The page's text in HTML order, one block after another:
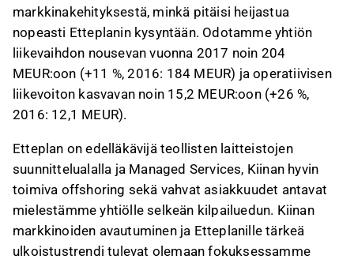
markkinakehityksestä, minkä pitäisi heijastua
nopeasti Etteplanin kysyntään. Odotamme yhtiön
liikevaihdon nousevan vuonna 2017 noin 204
MEUR:oon (+11 %, 2016: 184 MEUR) ja operatiivisen
liikevoiton kasvavan noin 15,2 MEUR:oon (+26 %,
2016: 12,1 MEUR).
Etteplan on edelläkävijä teollisten laitteistojen
suunnittelualalla ja Managed Services, Kiinan hyvin
toimiva offshoring sekä vahvat asiakkuudet antavat
mielestämme yhtiölle selkeän kilpailuedun. Kiinan
markkinoiden avautuminen ja Etteplanille tärkeä
ulkoistustrendi tulevat olemaan fokuksessamme